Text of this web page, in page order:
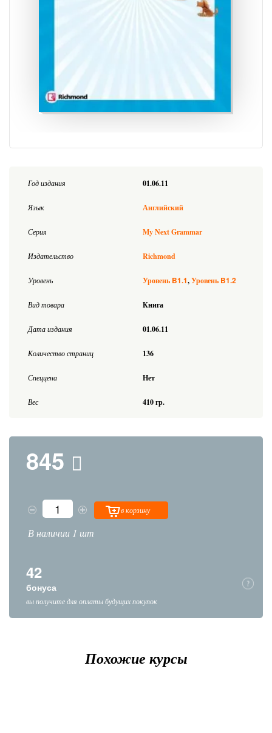
Год издания 01.06.11
Язык Английский
Серия My Next Grammar
Издательство Richmond
Уровень Уровень B1.1 Уровень B1.2
Вид товара Книга
Дата издания 01.06.11
Количество страниц 136
Спеццена Нет
Вес 410 гр.
845
в корзину
В наличии 1 шт
42
бонуса
вы получите для оплаты будущих покупок
Похожие курсы